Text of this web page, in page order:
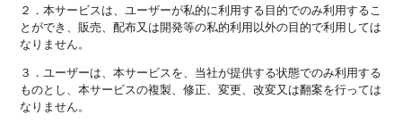
２．本サービスは、ユーザーが私的に利用する目的でのみ利用するこ
とができ、販売、配布又は開発等の私的利用以外の目的で利用しては
なりません。
３．ユーザーは、本サービスを、当社が提供する状態でのみ利用する
ものとし、本サービスの複製、修正、変更、改変又は翻案を行っては
なりません。